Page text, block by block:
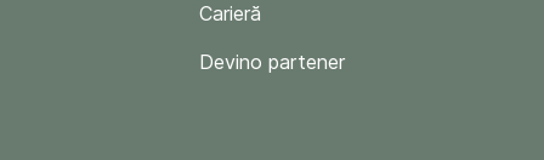
Carieră
Devino partener